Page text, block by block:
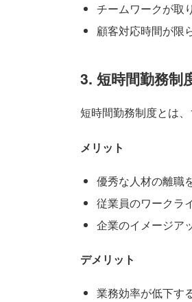
チームワークが取
顧客対応時間が限
3. 短時間勤務制
短時間勤務制度とは
メリット
優秀な人材の離職
従業員のワークラ
企業のイメージア
デメリット
業務効率が低下す